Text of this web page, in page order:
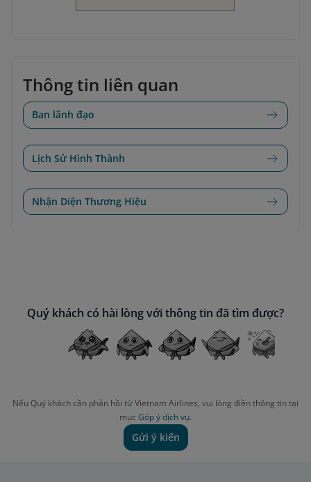
Thông tin liên quan
Ban lãnh đạo
Lịch Sử Hình Thành
Nhận Diện Thương Hiệu
Quý khách có hài lòng với thông tin đã tìm được?
Nếu Quý khách cần phản hồi từ Vietnam Airlines, vui lòng điền thông tin tại
mục Góp ý dịch vụ.
Gửi ý kiến